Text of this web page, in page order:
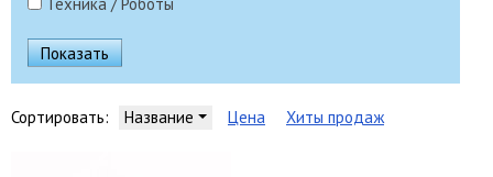
Сортировать: Название Цена Хиты продаж